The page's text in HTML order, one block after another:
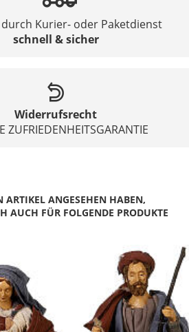
Kurier- oder Paketdienst
schnell & sicher
Widerrufsrecht
ZUFRIEDENHEITSGARANTIE
ARTIKEL ANGESEHEN HABEN,
AUCH FÜR FOLGENDE PRODUKTE